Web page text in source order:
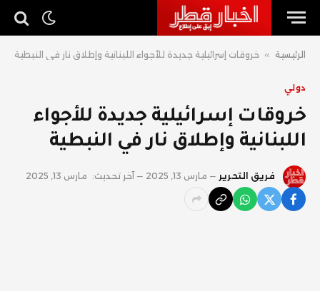
الرئيسية » خروقات إسرائيلية جديدة للأجواء اللبنانية وإطلاق نار في النبطية
دولي
خروقات إسرائيلية جديدة للأجواء
اللبنانية وإطلاق نار في النبطية
فريق التحرير مارس 13, 2025 آخر تحديث: مارس 13, 2025